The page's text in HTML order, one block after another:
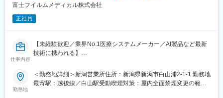
・入社時研修（4-5日程）
・フォローアップ研修
・技術2ヵ年ロードマップ研修
・メーカーメンテナンス研修
・資格手当取得金制度（ランクに応じて3-15万支給/研修の受講・
試験費の会社負担
最初の1~2年はメンテナンス業務に従事いただきますが、業務に
慣れてきたらメンテナンス業務だけでなく機械更新の提案など営
富士フイルムメディカル株式会社
正社員
仕事内容
【未経験歓迎／業界No.1医療システムメーカー／AI製品など最新
技術に携われる】
これまでのご経験を、医療機器の設置・保守に活かせます。
PACS（医療用画像管理システム）やCT・MRIなどの高度な機器
勤務地
＜勤務地詳細＞新潟営業所住所：新潟県新潟市白山浦2-1-1 勤務地
最寄駅：越後線／白山駅受動喫煙対策：屋内全面禁煙変更の範